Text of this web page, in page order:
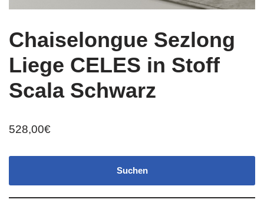
Chaiselongue Sezlong
Liege CELES in Stoff
Scala Schwarz
528,00€
Suchen